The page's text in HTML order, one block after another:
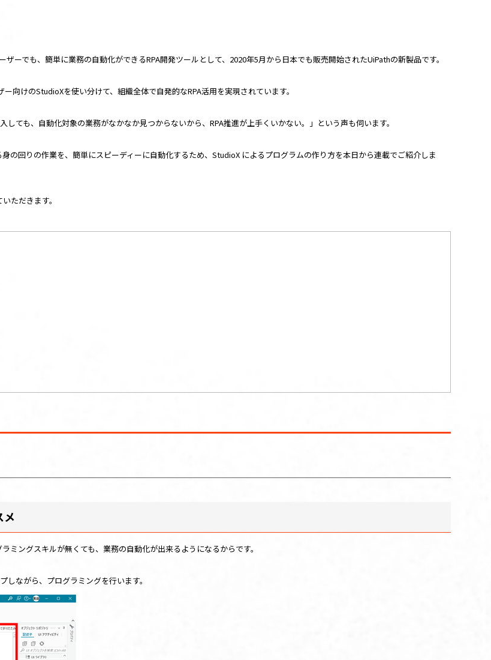
ザーでも、簡単に業務の自動化ができるRPA開発ツールとして、 2020年5月から日本でも販売開始されたUiPathの新製品です。
ー向けのStudioXを使い分けて、組織全体で自発的なRPA活用を実現されています。
しても、自動化対象の業務がなかなか見つからないから、RPA推進が上手くいかない。」という声も伺います。
の回りの作業を、簡単にスピーディーに自動化するため、StudioX によるプログラムの作り方を本日から連載でご紹介しま
ただきます。
メ
ングスキルが無くても、業務の自動化が出来るようになるからです。
しながら、プログラミングを行います。